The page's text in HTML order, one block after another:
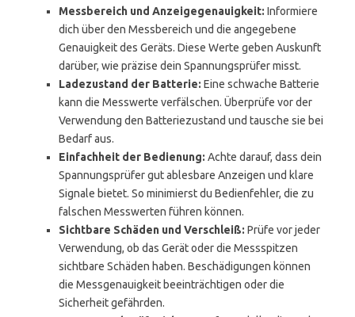
Messbereich und Anzeigegenauigkeit: Informiere
dich über den Messbereich und die angegebene
Genauigkeit des Geräts. Diese Werte geben Auskunft
darüber, wie präzise dein Spannungsprüfer misst.
Ladezustand der Batterie: Eine schwache Batterie
kann die Messwerte verfälschen. Überprüfe vor der
Verwendung den Batteriezustand und tausche sie bei
Bedarf aus.
Einfachheit der Bedienung: Achte darauf, dass dein
Spannungsprüfer gut ablesbare Anzeigen und klare
Signale bietet. So minimierst du Bedienfehler, die zu
falschen Messwerten führen können.
Sichtbare Schäden und Verschleiß: Prüfe vor jeder
Verwendung, ob das Gerät oder die Messspitzen
sichtbare Schäden haben. Beschädigungen können
die Messgenauigkeit beeinträchtigen oder die
Sicherheit gefährden.